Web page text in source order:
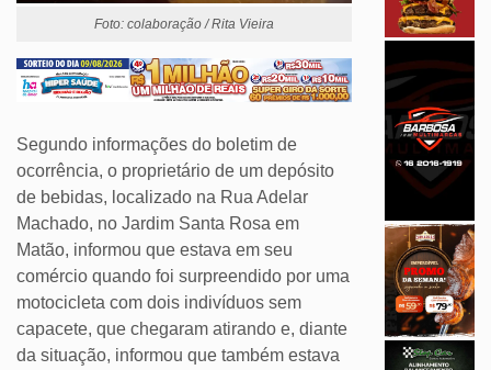
Foto: colaboração / Rita Vieira
Segundo informações do boletim de
ocorrência, o proprietário de um depósito
de bebidas, localizado na Rua Adelar
Machado, no Jardim Santa Rosa em
Matão, informou que estava em seu
comércio quando foi surpreendido por uma
motocicleta com dois indivíduos sem
capacete, que chegaram atirando e, diante
da situação, informou que também estava